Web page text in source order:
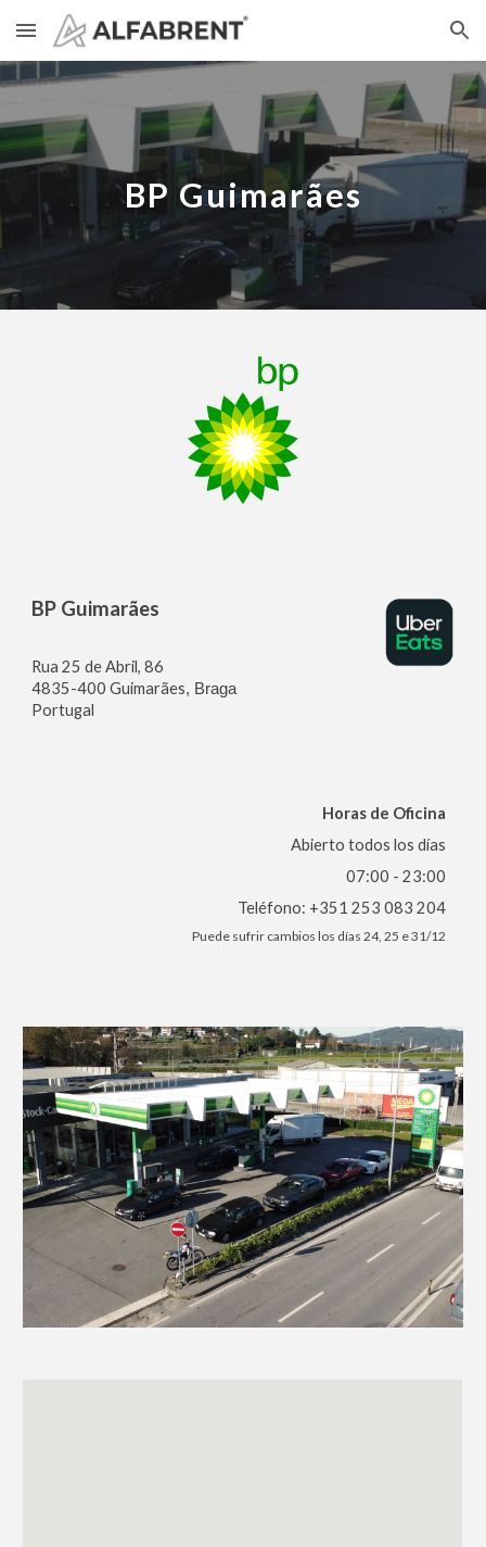
Skip to main content Skip to navigation
BP Guimarães
BP Guimarães
Rua 25 de Abril, 86
4835-400 Guimarães, Braga
Portugal
Horas de Oficina
Abierto todos los días
07:00 - 23:00
Teléfono: +351 253 083 204
Puede sufrir cambios los días 24, 25 e 31/12